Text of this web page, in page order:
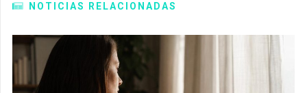
NOTICIAS RELACIONADAS